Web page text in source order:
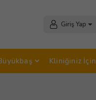
Giriş Yap
Kliniğiniz İçin